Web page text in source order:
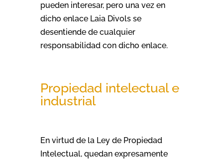
pueden interesar, pero una vez en
dicho enlace Laia Divols se
desentiende de cualquier
responsabilidad con dicho enlace.
Propiedad intelectual e
industrial
En virtud de la Ley de Propiedad
Intelectual, quedan expresamente